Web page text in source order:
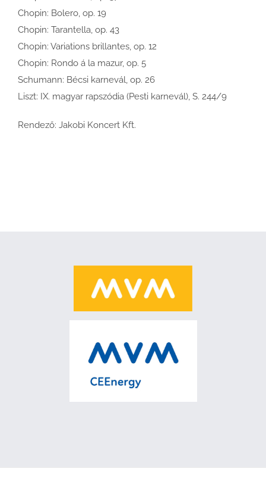
Chopin: Bolero, op. 19
Chopin: Tarantella, op. 43
Chopin: Variations brillantes, op. 12
Chopin: Rondo á la mazur, op. 5
Schumann: Bécsi karnevál, op. 26
Liszt: IX. magyar rapszódia (Pesti karnevál), S. 244/9
Rendező: Jakobi Koncert Kft.